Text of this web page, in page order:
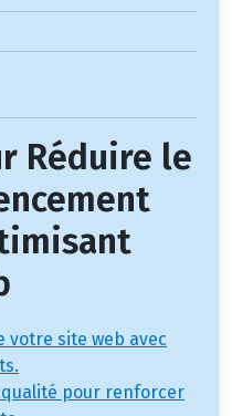
Réduire le
votre site web avec
pour renforcer